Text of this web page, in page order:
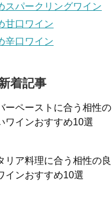
スパークリングワイン
甘口ワイン
辛口ワイン
着記事
ーペーストに合う相性の
ワインおすすめ10選
リア料理に合う相性の良
インおすすめ10選